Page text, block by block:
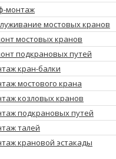
монтаж
мостовых кранов
мостовых кранов
подкрановых путей
кран-балки
мостового крана
козловых кранов
подкрановых путей
талей
крановой эстакады